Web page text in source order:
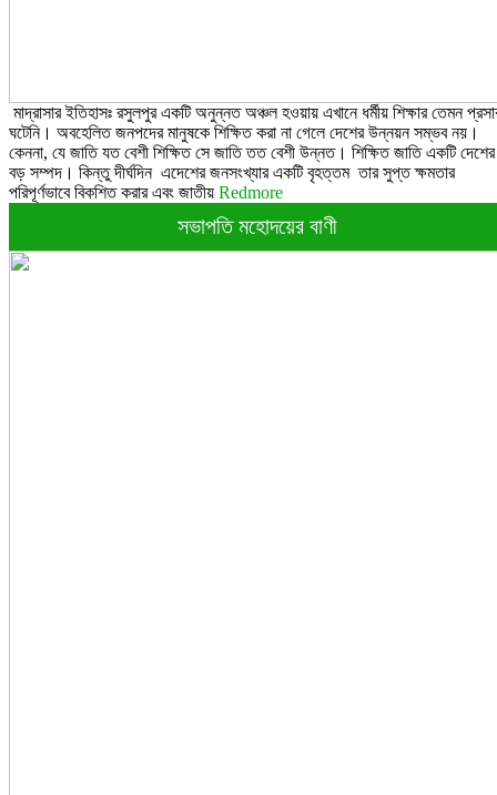
মাদ্রাসার ইতিহাসঃ রসুলপুর একটি অনুন্নত অঞ্চল হওয়ায় এখানে ধর্মীয় শিক্ষার তেমন
ঘটেনি। অবহেলিত জনপদের মানুষকে শিক্ষিত করা না গেলে দেশের উন্নয়ন সম্ভব নয়।
কেননা, যে জাতি যত বেশী শিক্ষিত সে জাতি তত বেশী উন্নত। শিক্ষিত জাতি একটি দেশের
বড় সম্পদ। কিন্তু দীর্ঘদিন এদেশের জনসংখ্যার একটি বৃহত্তম তার সুপ্ত ক্ষমতার
পরিপূর্ণভাবে বিকশিত করার এবং জাতীয় Redmore
সভাপতি মহোদয়ের বাণী